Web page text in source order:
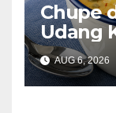
Chupe
Udang
Lezat
AUG 6, 2026